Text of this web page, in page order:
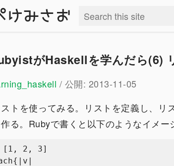
けみさお
がHaskellを学んだら(6)
/ 公開: 2013-11-05
トを使ってみる。リストを定義し、リ
る。Rubyで書くと以下のようなイメー
2, 3]